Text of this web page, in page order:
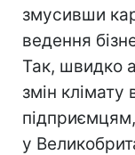
змусивши
ведення
Так, швидко
змін
у